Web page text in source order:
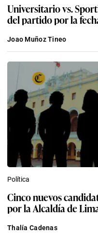
Universitario vs.
del partido por la
Joao Muñoz Tineo
Política
Cinco nuevos
por la Alcaldía de
Thalía Cadenas